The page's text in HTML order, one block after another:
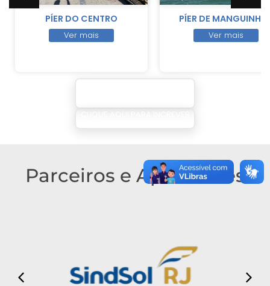
PÍER DO CENTRO
Ver mais
PÍER DE
Ver mais
Parceiros e Apoiadores